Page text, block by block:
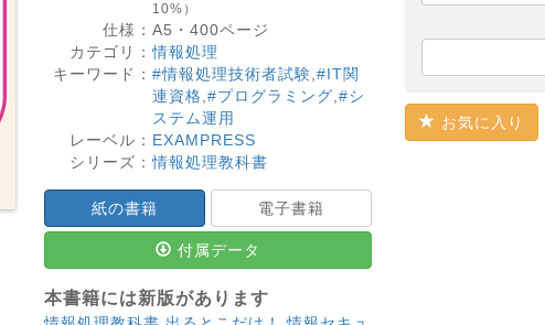
10%）
仕様： A5・ 400ページ
カテゴリ：情報処理
キーワード： #情報処理技術者試験 #IT関
連資格 #プログラミング #シ
ステム運用
レーベル： EXAMPRESS
シリーズ：情報処理教科書
紙の書籍 電子書籍
付属データ
本書籍には新版があります
お気に入り